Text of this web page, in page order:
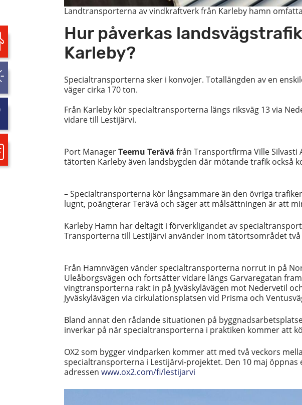
Landtransporterna av vindkraftverk från Karleby hamn
Hur påverkas
Karleby?
Specialtransporterna sker i konvojer. Totallängden av en
väger cirka 170 ton.
Från Karleby kör specialtransporterna längs riksväg 13 via
vidare till Lestijärvi.
Port ManagerTeemu Terävä från Transportfirma Ville
tätorten Karleby även landsbygden där mötande trafik också
– Specialtransporterna kör långsammare än den övriga
lugnt, poängterar Terävä och säger att målsättningen är att
Karleby Hamn har deltagit i förverkligandet av
Transporterna till Lestijärvi använder inom tätortsområdet
Från Hamnvägen vänder specialtransporterna norrut in på
Uleåborgsvägen och fortsätter vidare längs Garvaregatan
vingtransporterna rakt in på Jyväskylävägen mot Nedervetil
Jyväskylävägen via cirkulationsplatsen vid Prisma och
Bland annat den rådande situationen på
inverkar på när specialtransporterna i praktiken kommer att
OX2 som bygger vindparken kommer att med två veckors
specialtransporterna i Lestijärvi-projektet. Den 10 maj
adressen www.ox2.com/fi/lestijarvi